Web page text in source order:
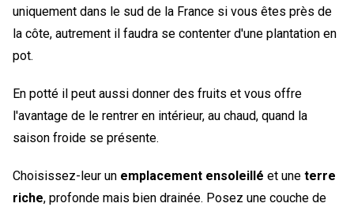
uniquement dans le sud de la France si vous êtes près de
la côte, autrement il faudra se contenter d'une plantation en
pot.
En potté il peut aussi donner des fruits et vous offre
l'avantage de le rentrer en intérieur, au chaud, quand la
saison froide se présente.
Choisissez-leur un emplacement ensoleillé et une terre
riche, profonde mais bien drainée. Posez une couche de